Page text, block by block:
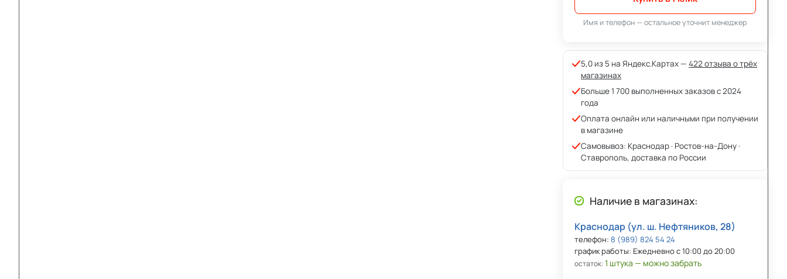
Имя и телефон — остальное уточнит менеджер
5,0 из 5 на Яндекс.Картах — 422 отзыва о трёх
магазинах
Больше 1 700 выполненных заказов с 2024
года
Оплата онлайн или наличными при получении
в магазине
Самовывоз: Краснодар · Ростов-на-Дону ·
Ставрополь, доставка по России
Наличие в магазинах:
Краснодар (ул. ш. Нефтяников, 28)
телефон: 8 (989) 824 54 24
график работы: Ежедневно с 10:00 до 20:00
остаток:1 штука — можно забрать